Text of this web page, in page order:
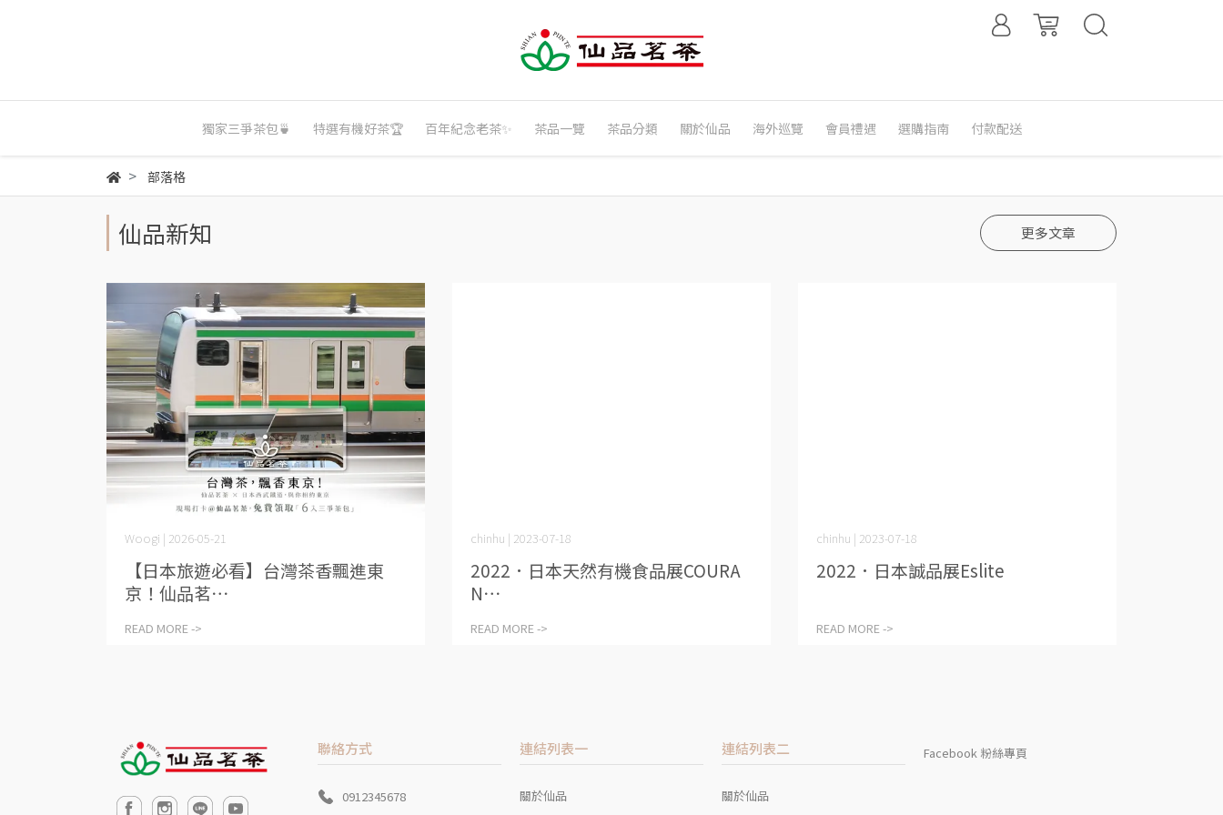
獨家三爭茶包🍵 特選有機好茶🏆 百年紀念老茶✨ 茶品一覽 茶品分類 關於仙品 海外巡覽 會員禮遇 選購指南 付款配送
部落格
仙品新知 更多文章
Woogi | 2026-05-21
【日本旅遊必看】台灣茶香飄進東
京！仙品茗⋯
READ MORE ->
chinhu | 2023-07-18
2022．日本天然有機食品展COURA
N⋯
READ MORE ->
chinhu | 2023-07-18
2022．日本誠品展Eslite
READ MORE ->
聯絡方式
0912345678
連結列表一
關於仙品
連結列表二
關於仙品
Facebook 粉絲專頁